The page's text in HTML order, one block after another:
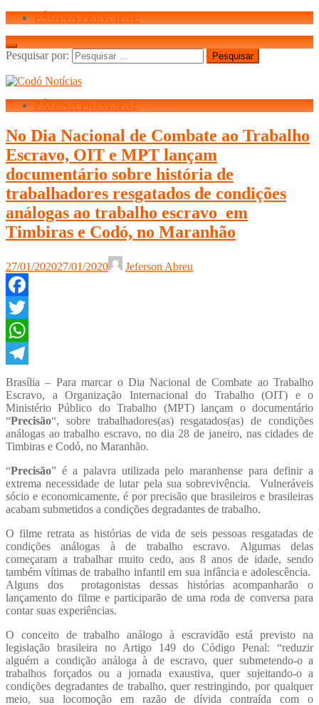
PÁGINA PRINCIPAL
Pesquisar por:
PÁGINA PRINCIPAL
No Dia Nacional de Combate ao Trabalho
Escravo, OIT e MPT lançam
documentário sobre história de
trabalhadores resgatados de condições
análogas ao trabalho escravo em
Timbiras e Codó, no Maranhão
27/01/202027/01/2020 Jeferson Abreu
Facebook
Twitter
WhatsApp
Telegram
Brasília – Para marcar o Dia Nacional de Combate ao Trabalho
Escravo, a Organização Internacional do Trabalho (OIT) e o
Ministério Público do Trabalho (MPT) lançam o documentário
“Precisão“, sobre trabalhadores(as) resgatados(as) de condições
análogas ao trabalho escravo, no dia 28 de janeiro, nas cidades de
Timbiras e Codó, no Maranhão.
“Precisão” é a palavra utilizada pelo maranhense para definir a
extrema necessidade de lutar pela sua sobrevivência. Vulneráveis
sócio e economicamente, é por precisão que brasileiros e brasileiras
acabam submetidos a condições degradantes de trabalho.
O filme retrata as histórias de vida de seis pessoas resgatadas de
condições análogas à de trabalho escravo. Algumas delas
começaram a trabalhar muito cedo, aos 8 anos de idade, sendo
também vítimas de trabalho infantil em sua infância e adolescência.
Alguns dos protagonistas dessas histórias acompanharão o
lançamento do filme e participarão de uma roda de conversa para
contar suas experiências.
O conceito de trabalho análogo à escravidão está previsto na
legislação brasileira no Artigo 149 do Código Penal: “reduzir
alguém a condição análoga à de escravo, quer submetendo-o a
trabalhos forçados ou a jornada exaustiva, quer sujeitando-o a
condições degradantes de trabalho, quer restringindo, por qualquer
meio, sua locomoção em razão de dívida contraída com o